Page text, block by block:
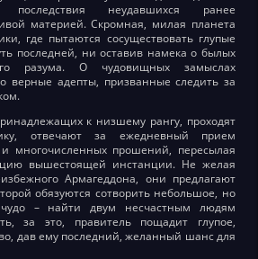
последствия неудавшихся ранее
материей. Скромная, милая планета
где пытаются сосуществовать глупые
последней, ни оставив намека о былых
разума. О чудовищных замыслах
верные адепты, призванные следить за
к низшему рангу, проходят
отвечают за ежедневный прием
многочисленных прошений, пересылая
вышестоящей инстанции. Не желая
Армагеддона, они предлагают
обязуются сотворить небольшое, но
– найти двум несчастным людям
за это, правитель пощадит глупое,
дав ему последний, желанный шанс для